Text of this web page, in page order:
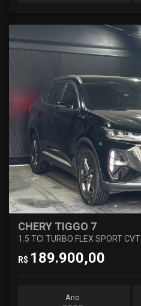
CHERY TIGGO 7
1.5 TCI TURBO FLEX SPORT CVT
R$ 189.900,00
Ano